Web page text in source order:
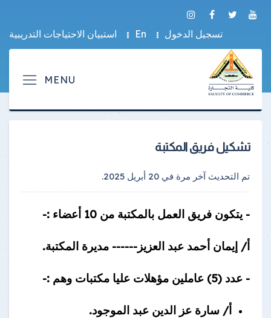
تسجيل الدخول En استبيان الاحتياجات التدريبية
تشكيل فريق المكتبة
تم التحديث آخر مرة في 20 أبريل 2025 .
- يتكون فريق العمل بالمكتبة من 10 أعضاء :-
أ/ إيمان أحمد عبد العزيز------ مديرة المكتبة.
- عدد (5) عاملين مؤهلات عليا مكتبات وهم :-
أ/ سارة عز الدين عبد الموجود.